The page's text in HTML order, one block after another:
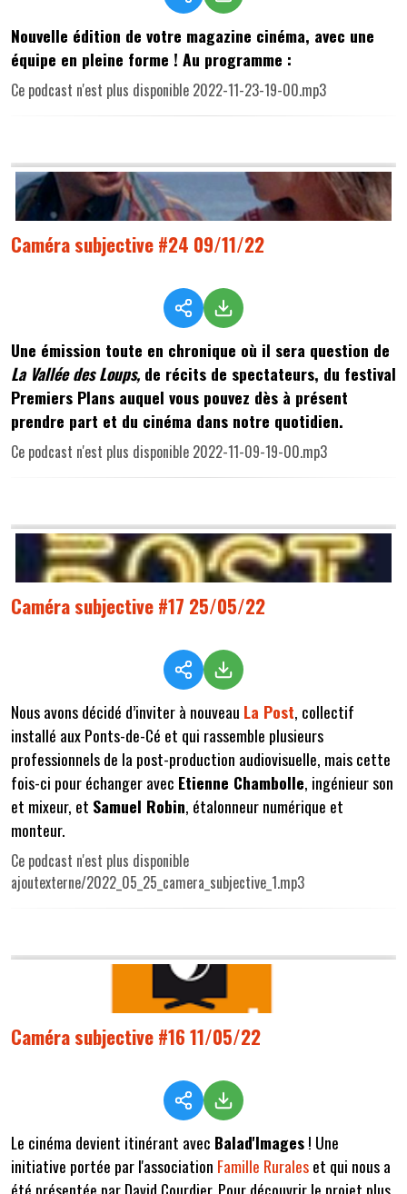
Nouvelle édition de votre magazine cinéma, avec une
équipe en pleine forme ! Au programme :
Ce podcast n'est plus disponible 2022-11-23-19-00.mp3
Caméra subjective #24 09/11/22
Une émission toute en chronique où il sera question de
La Vallée des Loups, de récits de spectateurs, du festival
Premiers Plans auquel vous pouvez dès à présent
prendre part et du cinéma dans notre quotidien.
Ce podcast n'est plus disponible 2022-11-09-19-00.mp3
Caméra subjective #17 25/05/22
Nous avons décidé d’inviter à nouveau La Post, collectif
installé aux Ponts-de-Cé et qui rassemble plusieurs
professionnels de la post-production audiovisuelle, mais cette
fois-ci pour échanger avec Etienne Chambolle, ingénieur son
et mixeur, et Samuel Robin, étalonneur numérique et
monteur.
Ce podcast n'est plus disponible
ajoutexterne/2022_05_25_camera_subjective_1.mp3
Caméra subjective #16 11/05/22
Le cinéma devient itinérant avec Balad'Images! Une
initiative portée par l'association Famille Ruraleset qui nous a
été présentée par David Courdier. Pour découvrir le projet plus